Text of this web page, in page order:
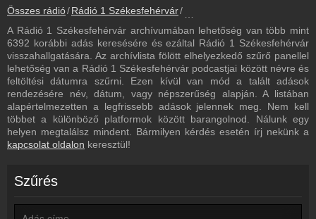
Rádió 1 Székesfehérvár
Vissza a Rádió 1 Székesfehérvár oldalára
Bejelentkezés
Hozz létre saját fiókot!
Most szól
Tudd meg mi szólt eddig
Műsorújság
Rádió 1 Székesfehérvár műsorai
Webkamera
Hírek
Rádió 1 Székesfehérvár kapcsolatos hírek
Összes rádió Rádió 1 Székesfehérvár
A Rádió 1 Székesfehérvár archívumában lehetőség van több mint
6392 korábbi adás keresésére és ezáltal Rádió 1 Székesfehérvár
visszahallgatására. Az archívlista fölött elhelyezkedő szűrő panellel
lehetőség van a Rádió 1 Székesfehérvár podcastjai között névre és
feltöltési dátumra szűrni. Ezen kívül van mód a talált adások
rendezésére név, dátum, vagy népszerűség alapján. A listában
alapértelmezetten a legfrissebb adások jelennek meg. Nem kell
többet a különböző platformok között barangolnod. Nálunk egy
helyen megtalálsz mindent. Bármilyen kérdés esetén írj nekünk a
kapcsolat oldalon keresztül!
Szűrés